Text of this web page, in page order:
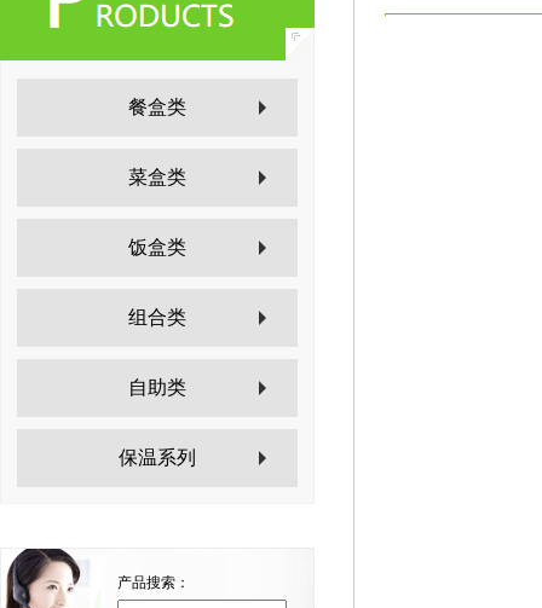
餐盒类
菜盒类
饭盒类
组合类
自助类
保温系列
产品搜索：